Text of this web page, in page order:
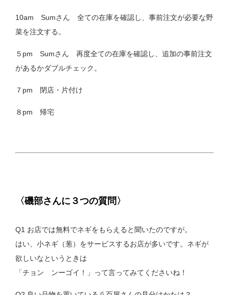
10am Sumさん 全ての在庫を確認し、事前注文が必要な野
菜を注文する。
５pm Sumさん 再度全ての在庫を確認し、追加の事前注文
があるかダブルチェック。
７pm 閉店・片付け
８pm 帰宅
〈磯部さんに３つの質問〉
Q1 お店では無料でネギをもらえると聞いたのですが。
はい、小ネギ（葱）をサービスするお店が多いです。ネギが
欲しいなというときは
「チョン ンーゴイ！」って言ってみてくださいね！